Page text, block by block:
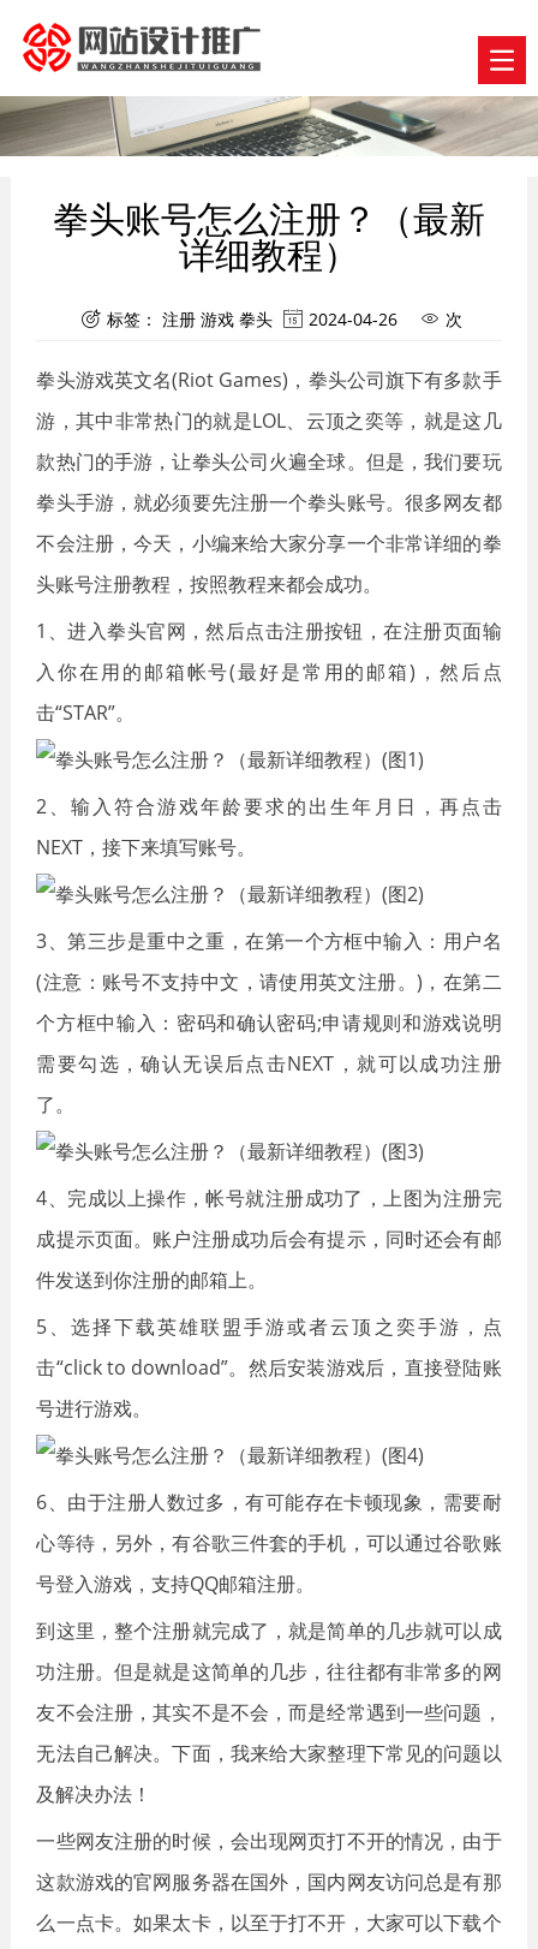
拳头账号怎么注册？（最新
详细教程）
 标签： 注册 游戏 拳头  2024-04-26  次
拳头游戏英文名(Riot Games)，拳头公司旗下有多款手
游，其中非常热门的就是LOL、云顶之奕等，就是这几
款热门的手游，让拳头公司火遍全球。但是，我们要玩
拳头手游，就必须要先注册一个拳头账号。很多网友都
不会注册，今天，小编来给大家分享一个非常详细的拳
头账号注册教程，按照教程来都会成功。
1、进入拳头官网，然后点击注册按钮，在注册页面输
入你在用的邮箱帐号(最好是常用的邮箱)，然后点
击“STAR”。
2、输入符合游戏年龄要求的出生年月日，再点击
NEXT，接下来填写账号。
3、第三步是重中之重，在第一个方框中输入：用户名
(注意：账号不支持中文，请使用英文注册。)，在第二
个方框中输入：密码和确认密码;申请规则和游戏说明
需要勾选，确认无误后点击NEXT，就可以成功注册
了。
4、完成以上操作，帐号就注册成功了，上图为注册完
成提示页面。账户注册成功后会有提示，同时还会有邮
件发送到你注册的邮箱上。
5、选择下载英雄联盟手游或者云顶之奕手游，点
击“click to download”。然后安装游戏后，直接登陆账
号进行游戏。
6、由于注册人数过多，有可能存在卡顿现象，需要耐
心等待，另外，有谷歌三件套的手机，可以通过谷歌账
号登入游戏，支持QQ邮箱注册。
到这里，整个注册就完成了，就是简单的几步就可以成
功注册。但是就是这简单的几步，往往都有非常多的网
友不会注册，其实不是不会，而是经常遇到一些问题，
无法自己解决。下面，我来给大家整理下常见的问题以
及解决办法！
一些网友注册的时候，会出现网页打不开的情况，由于
这款游戏的官网服务器在国外，国内网友访问总是有那
么一点卡。如果太卡，以至于打不开，大家可以下载个